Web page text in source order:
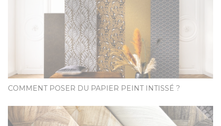
COMMENT POSER DU PAPIER PEINT INTISSÉ ?